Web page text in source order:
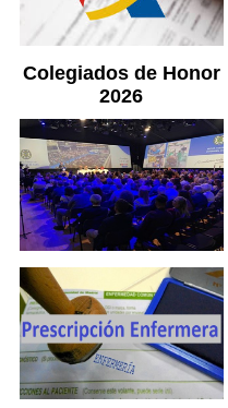
Colegiados de Honor
2026